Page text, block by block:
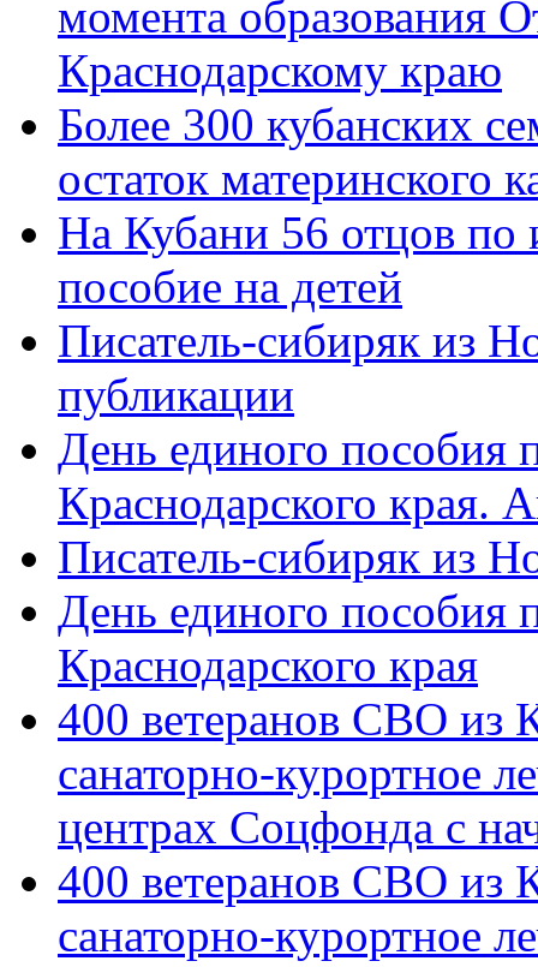
момента образования
Краснодарскому краю
Более 300 кубанских
остаток материнского
На Кубани 56 отцов по
пособие на детей
Писатель-сибиряк из
публикации
День единого пособия
Краснодарского края.
Писатель-сибиряк из
День единого пособия
Краснодарского края
400 ветеранов СВО из
санаторно-курортное
центрах Соцфонда с
400 ветеранов СВО из
санаторно-курортное